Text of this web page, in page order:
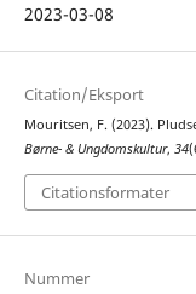
2023-03-08
Citation/Eksport
Mouritsen, F. (2023).
Børne- & Ungdomskultur, 34
Citationsformater
Nummer